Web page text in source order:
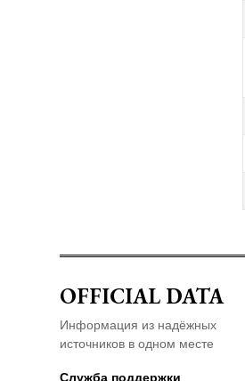
OFFICIAL DATA
Информация из надёжных
источников в одном месте
Служба поддержки